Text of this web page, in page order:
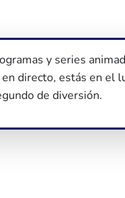
y series
directo, estás en el
de diversión.